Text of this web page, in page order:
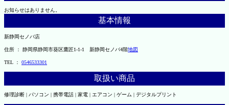
お知らせはありません。
基本情報
新静岡セノバ店
住所 ： 静岡県静岡市葵区鷹匠1-1-1 新静岡セノバ4階地図
TEL ： 0546533301
取扱い商品
修理診断 | パソコン | 携帯電話 | 家電 | エアコン | ゲーム | デジタルプリント